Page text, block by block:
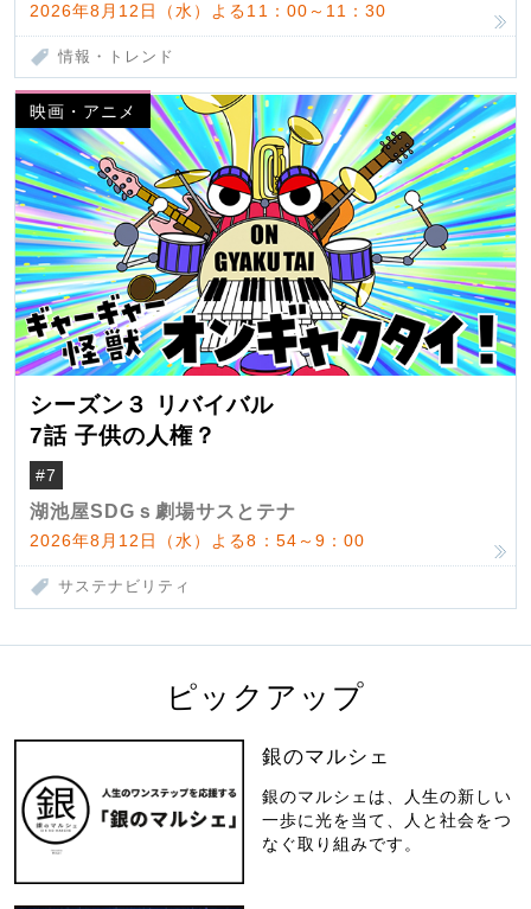
2026年8月12日（水）よる11：00～11：30
情報・トレンド
映画・アニメ
シーズン３ リバイバル
7話 子供の人権？
#7
湖池屋SDGｓ劇場サスとテナ
2026年8月12日（水）よる8：54～9：00
サステナビリティ
ピックアップ
銀のマルシェ
銀のマルシェは、人生の新しい
一歩に光を当て、人と社会をつ
なぐ取り組みです。